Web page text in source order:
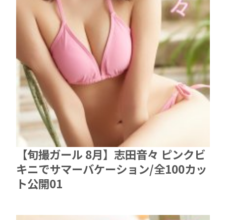
【旬撮ガール 8月】志田音々 ピンクビ
キニでサマーバケーション/全100カッ
ト公開01